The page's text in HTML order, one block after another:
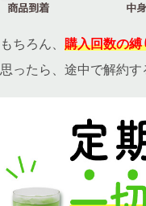
もちろん、 購入回数の縛
思ったら、途中で解約す